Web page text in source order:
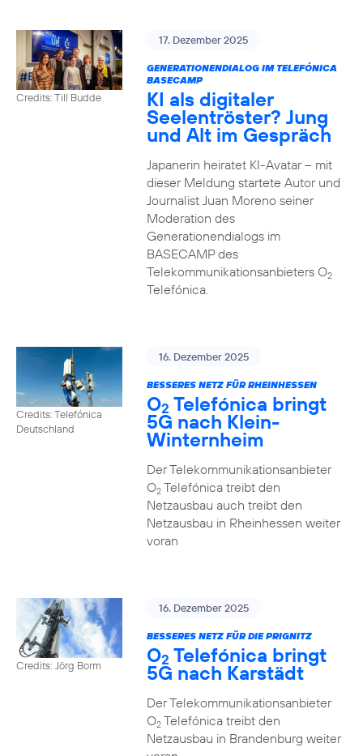
Credits: Till Budde
17. Dezember 2025
GENERATIONENDIALOG IM TELEFÓNICA
BASECAMP
KI als digitaler
Seelentröster? Jung
und Alt im Gespräch
Japanerin heiratet KI-Avatar – mit
dieser Meldung startete Autor und
Journalist Juan Moreno seiner
Moderation des
Generationendialogs im
BASECAMP des
Telekommunikationsanbieters O2
Telefónica.
Credits: Telefónica
Deutschland
16. Dezember 2025
BESSERES NETZ FÜR RHEINHESSEN
O2 Telefónica bringt
5G nach Klein-
Winternheim
Der Telekommunikationsanbieter
O2Telefónica treibt den
Netzausbau auch treibt den
Netzausbau in Rheinhessen weiter
voran
Credits: Jörg Borm
16. Dezember 2025
BESSERES NETZ FÜR DIE PRIGNITZ
O2 Telefónica bringt
5G nach Karstädt
Der Telekommunikationsanbieter
O2Telefónica treibt den
Netzausbau in Brandenburg weiter